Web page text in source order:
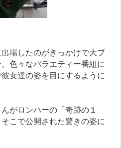
場したのがきっかけで大ブ
色々なバラエティー番組に
女達の姿を目にするように
がロンハーの「奇跡の１
こで公開された驚きの姿に